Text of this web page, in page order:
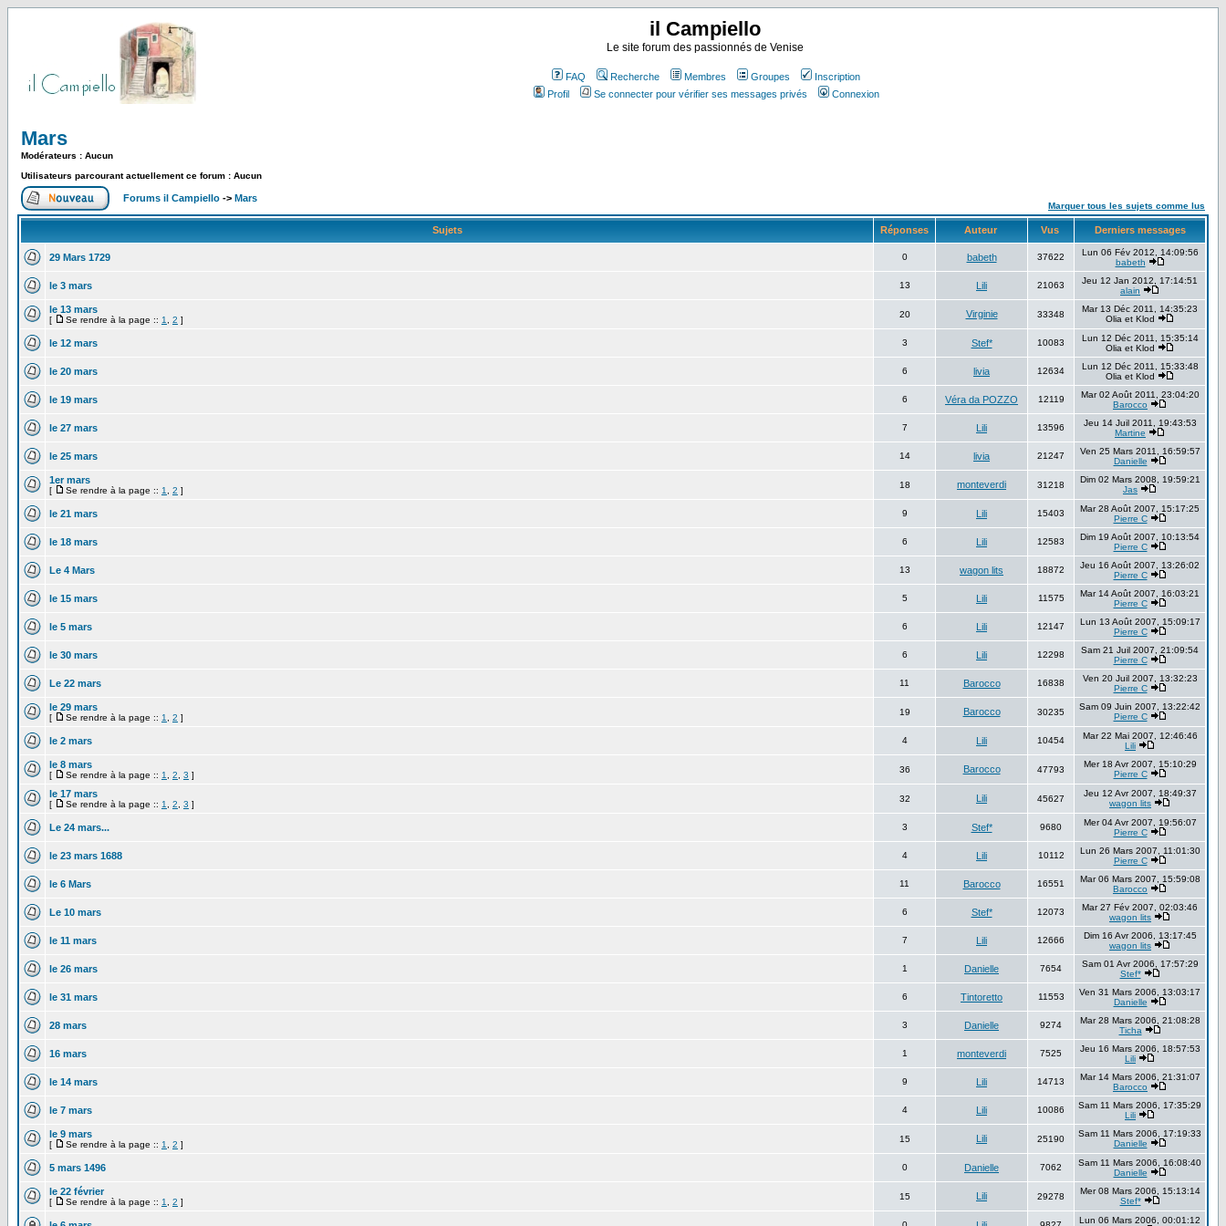
il Campiello
Le site forum des passionnés de Venise
FAQ Recherche Membres Groupes
Inscription
Profil
Se connecter pour vérifier ses messages privés Connexion
Mars
Modérateurs : Aucun
Utilisateurs parcourant actuellement ce forum : Aucun
Forums il Campiello -> Mars
Marquer tous les sujets comme lus
Sujets Réponses Auteur Vus Derniers messages
29 Mars 1729 0 babeth 37622
Lun 06 Fév 2012, 14:09:56
babeth
le 3 mars 13 Lili 21063
Jeu 12 Jan 2012, 17:14:51
alain
le 13 mars
[ Se rendre à la page :: 1 2 ]
20 Virginie 33348
Mar 13 Déc 2011, 14:35:23
Olia et Klod
le 12 mars 3 Stef* 10083
Lun 12 Déc 2011, 15:35:14
Olia et Klod
le 20 mars 6 livia 12634
Lun 12 Déc 2011, 15:33:48
Olia et Klod
le 19 mars 6 Véra da POZZO 12119
Mar 02 Août 2011, 23:04:20
Barocco
le 27 mars 7 Lili 13596
Jeu 14 Juil 2011, 19:43:53
Martine
le 25 mars 14 livia 21247
Ven 25 Mars 2011, 16:59:57
Danielle
1er mars
[ Se rendre à la page :: 1 2 ]
18 monteverdi 31218
Dim 02 Mars 2008, 19:59:21
Jas
le 21 mars 9 Lili 15403
Mar 28 Août 2007, 15:17:25
Pierre C
le 18 mars 6 Lili 12583
Dim 19 Août 2007, 10:13:54
Pierre C
Le 4 Mars 13 wagon lits 18872
Jeu 16 Août 2007, 13:26:02
Pierre C
le 15 mars 5 Lili 11575
Mar 14 Août 2007, 16:03:21
Pierre C
le 5 mars 6 Lili 12147
Lun 13 Août 2007, 15:09:17
Pierre C
le 30 mars 6 Lili 12298
Sam 21 Juil 2007, 21:09:54
Pierre C
Le 22 mars 11 Barocco 16838
Ven 20 Juil 2007, 13:32:23
Pierre C
le 29 mars
[ Se rendre à la page :: 1 2 ]
19 Barocco 30235
Sam 09 Juin 2007, 13:22:42
Pierre C
le 2 mars 4 Lili 10454
Mar 22 Mai 2007, 12:46:46
Lili
le 8 mars
[ Se rendre à la page :: 1 2 3 ]
36 Barocco 47793
Mer 18 Avr 2007, 15:10:29
Pierre C
le 17 mars
[ Se rendre à la page :: 1 2 3 ]
32 Lili 45627
Jeu 12 Avr 2007, 18:49:37
wagon lits
Le 24 mars... 3 Stef* 9680
Mer 04 Avr 2007, 19:56:07
Pierre C
le 23 mars 1688 4 Lili 10112
Lun 26 Mars 2007, 11:01:30
Pierre C
le 6 Mars 11 Barocco 16551
Mar 06 Mars 2007, 15:59:08
Barocco
Le 10 mars 6 Stef* 12073
Mar 27 Fév 2007, 02:03:46
wagon lits
le 11 mars 7 Lili 12666
Dim 16 Avr 2006, 13:17:45
wagon lits
le 26 mars 1 Danielle 7654
Sam 01 Avr 2006, 17:57:29
Stef*
le 31 mars 6 Tintoretto 11553
Ven 31 Mars 2006, 13:03:17
Danielle
28 mars 3 Danielle 9274
Mar 28 Mars 2006, 21:08:28
Ticha
16 mars 1 monteverdi 7525
Jeu 16 Mars 2006, 18:57:53
Lili
le 14 mars 9 Lili 14713
Mar 14 Mars 2006, 21:31:07
Barocco
le 7 mars 4 Lili 10086
Sam 11 Mars 2006, 17:35:29
Lili
le 9 mars
[ Se rendre à la page :: 1 2 ]
15 Lili 25190
Sam 11 Mars 2006, 17:19:33
Danielle
5 mars 1496 0 Danielle 7062
Sam 11 Mars 2006, 16:08:40
Danielle
le 22 février
[ Se rendre à la page :: 1 2 ]
15 Lili 29278
Mer 08 Mars 2006, 15:13:14
Stef*
Lun 06 Mars 2006, 00:01:12